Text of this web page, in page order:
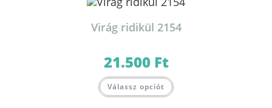
Virág ridikül 2154
21.500 Ft
Válassz opciót